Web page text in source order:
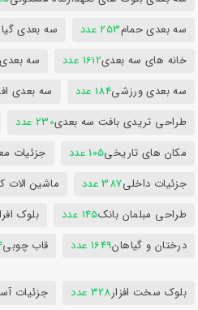
سه بعدی حمام253 عدد سه بعدی
خانه های سه بعدی1612 عدد سه
سه بعدی ورزشی184 عدد سه بعدی
طراحی تریدی بافت سه بعدی230 عدد
مکان های تاریخی105 عدد جزئیات
جزئیات داخلی387 عدد ماشین الات
طراحی مبلمان بانک145 عدد بلوک
درختان و گیاهان1649 عدد قاب چوبی
بلوک سخت افزار328 عدد جزئیات